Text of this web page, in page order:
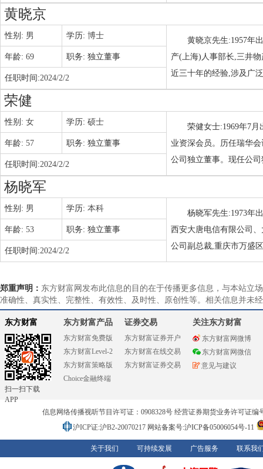
黄晓京
性别: 男 学历: 博士
黄晓京先生:1957年
产(上海)人事部长,三井
近三十年的经验,涉及广
年龄: 69 职务: 独立董事
任职时间:2024/2/2
荣健
性别: 女 学历: 硕士
荣健女士:1969年7
业资深会员。历任瑞华
公司独立董事。现任公
年龄: 57 职务: 独立董事
任职时间:2024/2/2
杨晓军
性别: 男 学历: 本科
杨晓军先生:1973年
西安大唐电信有限公司
公司副总裁,重庆市万盛
年龄: 53 职务: 独立董事
任职时间:2024/2/2
郑重声明： 东方财富网发布此信息的目的在于传播更多信息，与本站立
准确性、真实性、完整性、有效性、及时性、原创性等。相关信息并未
东方财富
扫一扫下载
APP
东方财富产品
东方财富免费版
东方财富Level-2
东方财富策略版
Choice金融终端
证券交易
东方财富证券开户
东方财富在线交易
东方财富证券交易
关注东方财富
东方财富网微博
东方财富网微信
意见与建议
信息网络传播视听节目许可证：0908328号 经营证券期货业务许可证编
沪ICP证:沪B2-20070217 网站备案号:沪ICP备05006054号-11
关于我们 可持续发展 广告服务 联系我